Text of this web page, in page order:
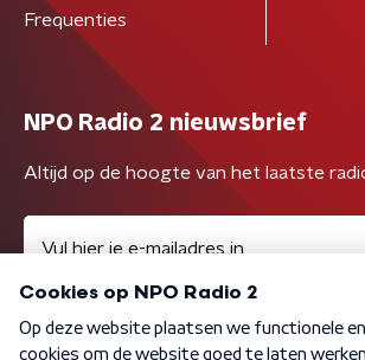
Frequenties
NPO Radio 2 nieuwsbrief
Altijd op de hoogte van het laatste